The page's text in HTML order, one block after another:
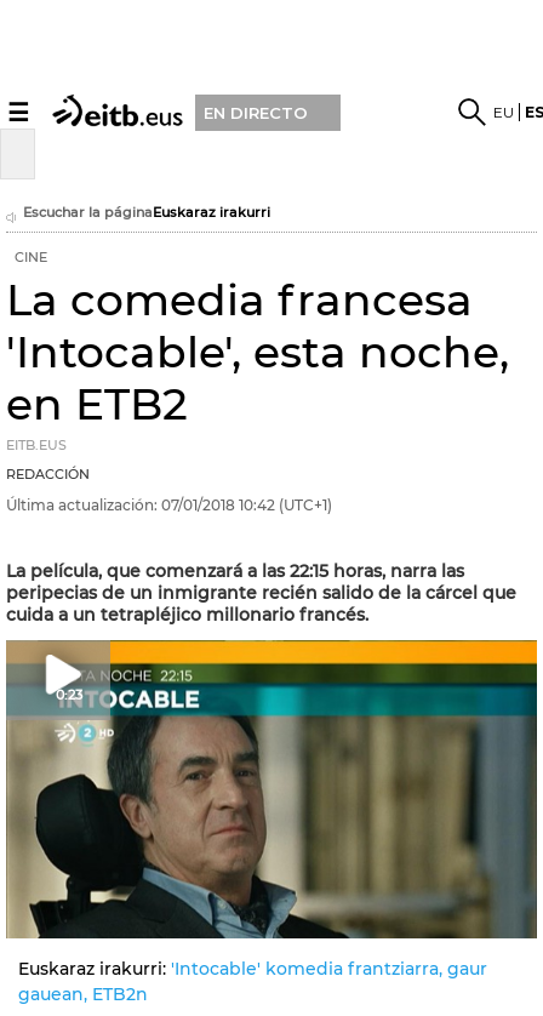
☰ EN DIRECTO EU
Escuchar la páginaEuskaraz irakurri
CINE
La comedia francesa
'Intocable', esta noche,
en ETB2
EITB.EUS
REDACCIÓN
Última actualización: 07/01/2018 10:42 (UTC+1)
La película, que comenzará a las 22:15 horas, narra las
peripecias de un inmigrante recién salido de la cárcel que
cuida a un tetrapléjico millonario francés.
0:23
Euskaraz irakurri: 'Intocable' komedia frantziarra, gaur
gauean, ETB2n